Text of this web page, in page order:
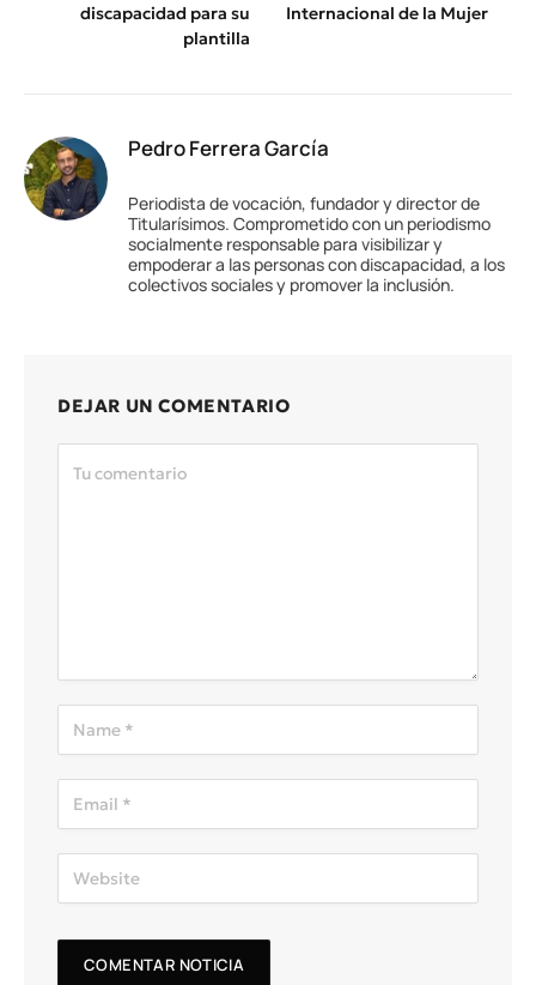
discapacidad para su
plantilla
Internacional de la Mujer
Pedro Ferrera García
Periodista de vocación, fundador y director de
Titularísimos. Comprometido con un periodismo
socialmente responsable para visibilizar y
empoderar a las personas con discapacidad, a los
colectivos sociales y promover la inclusión.
DEJAR UN COMENTARIO